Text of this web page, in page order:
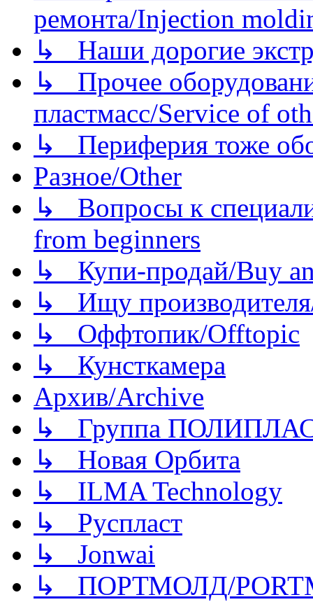
ремонта/Injection
↳ Наши дорогие
↳ Прочее
пластмасс/Service of
↳ Периферия тоже
Разное/Other
↳ Вопросы к
from beginners
↳ Купи-продай/Buy
↳ Ищу
↳ Оффтопик/Offtopic
↳ Кунсткамера
Архив/Archive
↳ Группа
↳ Новая Орбита
↳ ILMA Technology
↳ Руспласт
↳ Jonwai
↳ ПОРТМОЛД/